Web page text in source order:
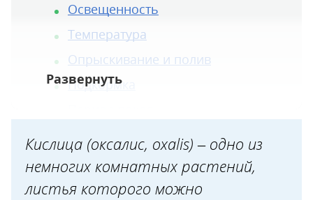
Освещенность
Температура
Опрыскивание и полив
Подкормка
Пересадка
Цветение
Обрезка
Кислица (оксалис, oxalis) – одно из
немногих комнатных растений,
листья которого можно